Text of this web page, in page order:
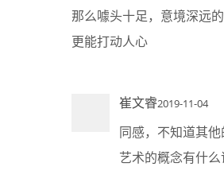
那么噱头十足，意境深远
更能打动人心
崔文睿2019-11-04
同感，不知道其
艺术的概念有什